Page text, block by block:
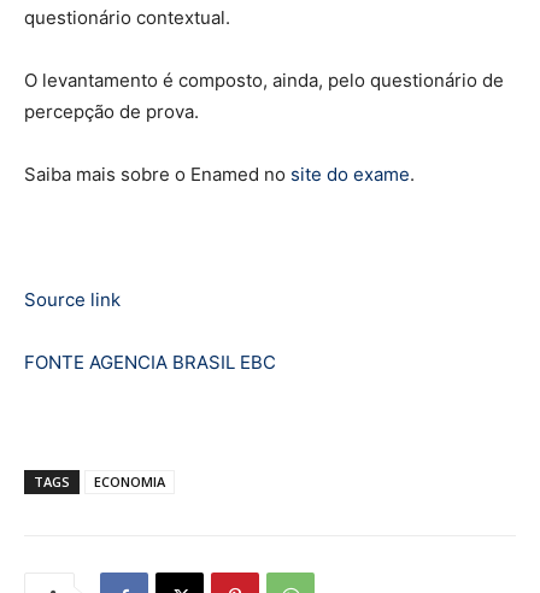
questionário contextual.
O levantamento é composto, ainda, pelo questionário de
percepção de prova.
Saiba mais sobre o Enamed no site do exame.
Source link
FONTE AGENCIA BRASIL EBC
TAGS ECONOMIA